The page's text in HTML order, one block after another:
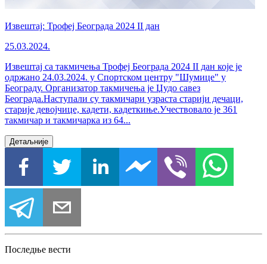
Извештај: Трофеј Београда 2024 II дан
25.03.2024.
Извештај са такмичења Трофеј Београда 2024 II дан које је
одржано 24.03.2024. у Спортском центру "Шумице" у
Београду. Организатор такмичења је Џудо савез
Београда.Наступали су такмичари узраста старији дечаци,
старије девојчице, кадети, кадеткиње.Учествовало је 361
такмичар и такмичарка из 64...
Детаљније
Последње вести